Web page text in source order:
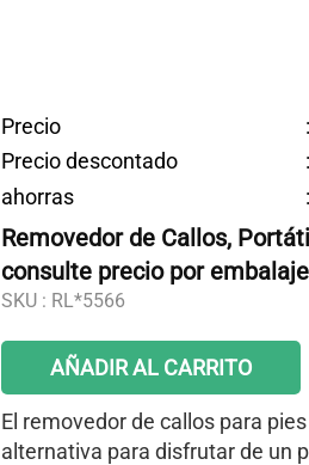
Precio :
Precio descontado
:
ahorras :
Removedor de Callos,
consulte precio por
SKU : RL*5566
AÑADIR AL CARRITO
El removedor de callos para
alternativa para disfrutar de un